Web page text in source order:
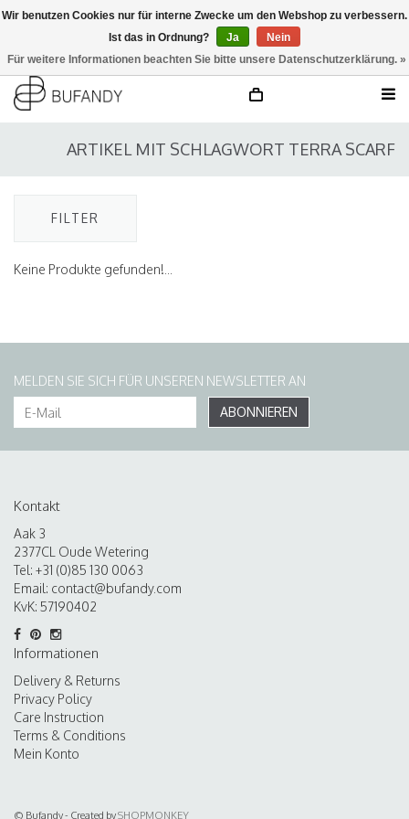
ARTIKEL MIT SCHLAGWORT TERRA SCARF
FILTER
Keine Produkte gefunden!...
MELDEN SIE SICH FÜR UNSEREN NEWSLETTER AN
ABONNIEREN
Kontakt
Aak 3
2377CL Oude Wetering
Tel: +31 (0)85 130 0063
Email: contact@bufandy.com
KvK: 57190402
Informationen
Delivery & Returns
Privacy Policy
Care Instruction
Terms & Conditions
Mein Konto
© Bufandy - Created bySHOPMONKEY
Wir benutzen Cookies nur für interne Zwecke um den Webshop zu verbessern.
Ist das in Ordnung?
Ja
Nein
Für weitere Informationen beachten Sie bitte unsere Datenschutzerklärung. »